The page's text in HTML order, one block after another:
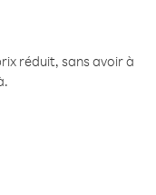
réduit, sans avoir à